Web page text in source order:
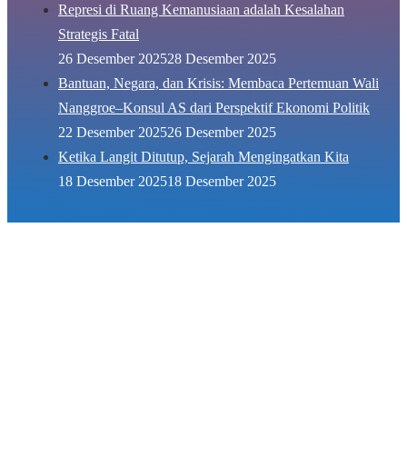
Represi di Ruang Kemanusiaan adalah Kesalahan
Strategis Fatal
26 Desember 202528 Desember 2025
Bantuan, Negara, dan Krisis: Membaca Pertemuan Wali
Nanggroe–Konsul AS dari Perspektif Ekonomi Politik
22 Desember 202526 Desember 2025
Ketika Langit Ditutup, Sejarah Mengingatkan Kita
18 Desember 202518 Desember 2025